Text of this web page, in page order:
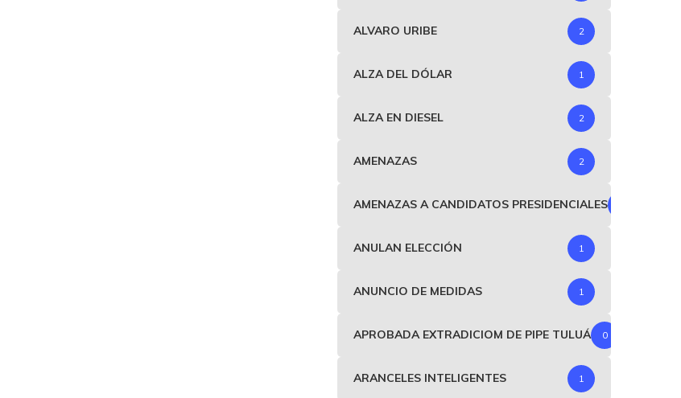
ALVARO URIBE 2
ALZA DEL DÓLAR 1
ALZA EN DIESEL 2
AMENAZAS 2
AMENAZAS A CANDIDATOS PRESIDENCIALES
ANULAN ELECCIÓN 1
ANUNCIO DE MEDIDAS 1
APROBADA EXTRADICIOM DE PIPE TULUÁ 0
ARANCELES INTELIGENTES 1